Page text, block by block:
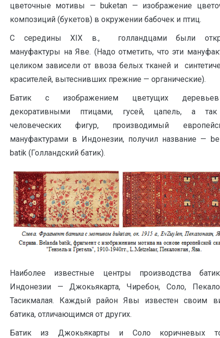
цветочные мотивы — buketan — изображение
композиций (букетов) в окружении бабочек и птиц.
С середины XIX в., голландцами были
мануфактуры на Яве. (Надо отметить, что эти
целиком зависели от ввоза белых тканей и
красителей, вытеснивших прежние — органические).
Батик с изображением цветущих
декоративными птицами, гусей, цапель, а
человеческих фигур, производимый
мануфактурами в Индонезии, получил название —
batik (Голландский батик).
Наиболее известные центры производства
Индонезии — Джокьякарта, Чиребон, Соло,
Тасикмалая. Каждый район Явы известен своим
батика, отличающимся от других.
Батик из Джокьякарты и Соло коричневых